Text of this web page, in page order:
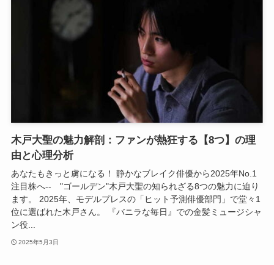
木戸大聖の魅力解剖：ファンが熱狂する【8つ】の理
由と心理分析
あなたもきっと虜になる！ 静かなブレイク俳優から2025年No.1
注目株へ-- "ゴールデン"木戸大聖の知られざる8つの魅力に迫り
ます。 2025年、モデルプレスの「ヒット予測俳優部門」で堂々1
位に選ばれた木戸さん。 『バニラな毎日』での金髪ミュージシャ
ン役...
2025年5月3日